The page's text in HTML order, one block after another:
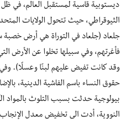
ديستوبية قاسية لمستقبل العالم، في
الثيوقراطي، حيث تتحول الولايات
جلعاد (جلعاد في التوراة هي أرض خصبة
فأغرتهم، وفي سبيلها تخلوا عن الأرض
وقد كانت تفيض عليهم لبنًا وعسلًا).
حقوق النساء باسم الفاشية الدينية،
بيولوجية حدثت بسبب التلوث بالمواد
النووية، أدت الى تخفيض معدل